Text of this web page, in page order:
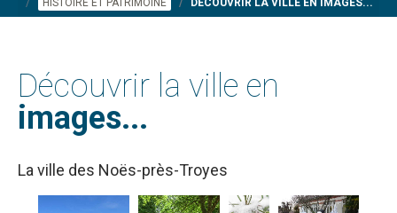
HISTOIRE ET PATRIMOINE
DÉCOUVRIR LA VILLE EN IMAGES...
Découvrir la ville en
images...
La ville des Noës-près-Troyes